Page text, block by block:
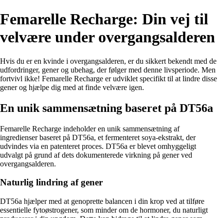
Femarelle Recharge: Din vej til
velvære under overgangsalderen
Hvis du er en kvinde i overgangsalderen, er du sikkert bekendt med de
udfordringer, gener og ubehag, der følger med denne livsperiode. Men
fortvivl ikke! Femarelle Recharge er udviklet specifikt til at lindre disse
gener og hjælpe dig med at finde velvære igen.
En unik sammensætning baseret på DT56a
Femarelle Recharge indeholder en unik sammensætning af
ingredienser baseret på DT56a, et fermenteret soya-ekstrakt, der
udvindes via en patenteret proces. DT56a er blevet omhyggeligt
udvalgt på grund af dets dokumenterede virkning på gener ved
overgangsalderen.
Naturlig lindring af gener
DT56a hjælper med at genoprette balancen i din krop ved at tilføre
essentielle fytoøstrogener, som minder om de hormoner, du naturligt